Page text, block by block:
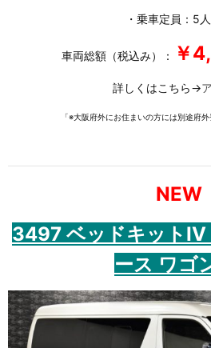
・乗車定員：5
車両総額（税込み）： ￥
詳しくはこちら→
「※大阪府外にお住まいの方には別途府
NEW
3497 ベッドキットIV
ース ワゴ